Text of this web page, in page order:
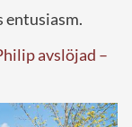
entusiasm.
avslöjad –